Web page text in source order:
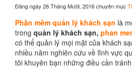
Đăng ngày 26 Tháng Mười, 2016chuyên mục
Phần mềm quản lý khách sạn là
trong quản lý khách sạn, phan
có thể quản lý mọi mặt của khách
nhiều năm nghiên cứu về lĩnh vực
tôi khuyên bạn những điều cần